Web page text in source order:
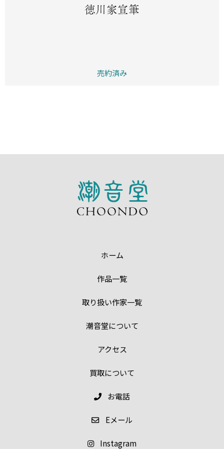
徳川家宣筆
売約済み
ホーム
作品一覧
取り扱い作家一覧
潮音堂について
アクセス
買取について
お電話
Eメール
Instagram